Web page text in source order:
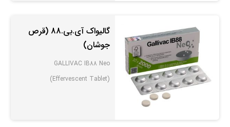
گالیواک آی.بی.88 (قرص
جوشان)
GALLIVAC IB88 Neo
(Effervescent Tablet)